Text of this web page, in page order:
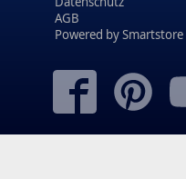
AGB
Powered bySmartstore